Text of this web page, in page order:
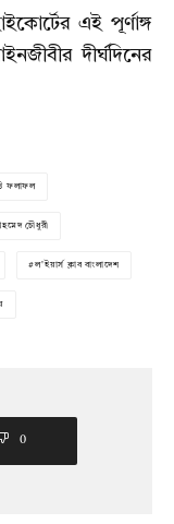
এই পূর্ণাঙ্গ
দীর্ঘদিনের
ফলাফল
চৌধুরী
ল'ইয়ার্স ক্লাব বাংলাদেশ
0